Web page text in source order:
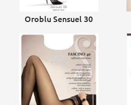
Oroblu Sensuel 30